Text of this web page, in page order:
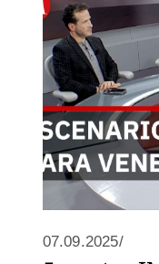
07.09.2025/